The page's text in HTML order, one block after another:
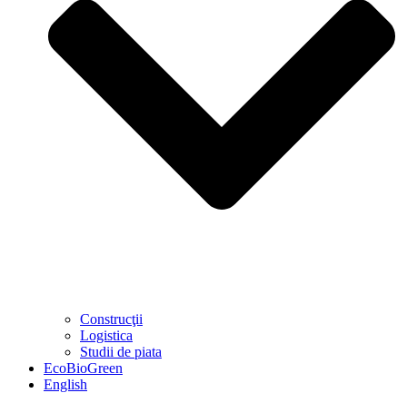
Construcţii
Logistica
Studii de piata
EcoBioGreen
English